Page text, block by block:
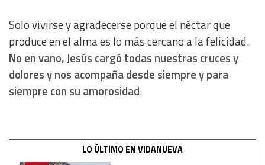
Solo vivirse y agradecerse porque el néctar que
produce en el alma es lo más cercano a la felicidad.
No en vano, Jesús cargó todas nuestras cruces y
dolores y nos acompaña desde siempre y para
siempre con su amorosidad.
LO ÚLTIMO EN VIDANUEVA
Analytical
Functional
Advertising